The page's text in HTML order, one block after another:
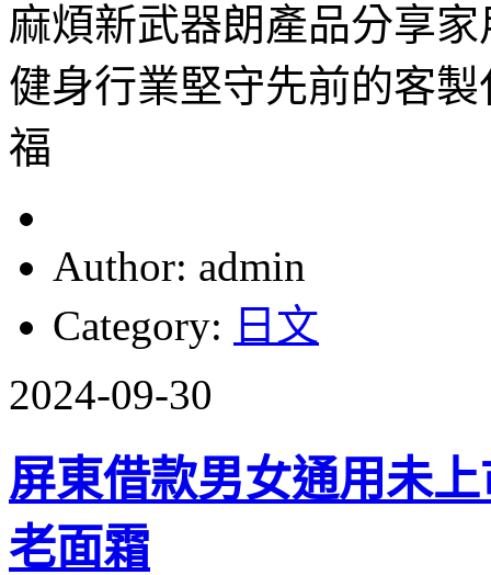
麻煩新武器朗產品分享家
健身行業堅守先前的客製
福
Author: admin
Category: 日文
2024-09-30
屏東借款男女通用未
老面霜